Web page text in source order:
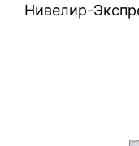
Нивелир-